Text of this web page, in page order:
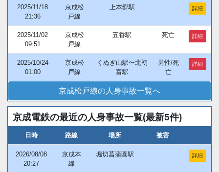
2025/11/18
21:36
京成松
戸線
上本郷駅 詳細
2025/11/02
09:51
京成松
戸線
五香駅 死亡 詳細
2025/10/24
01:00
京成松
戸線
くぬぎ山駅〜北初
富駅
男性/死
亡
詳細
京成松戸線の人身事故一覧へ
京成電鉄の最近の人身事故一覧(最新5件)
日時 路線 場所 被害
2026/08/08
20:27
京成本
線
堀切菖蒲園駅 詳細